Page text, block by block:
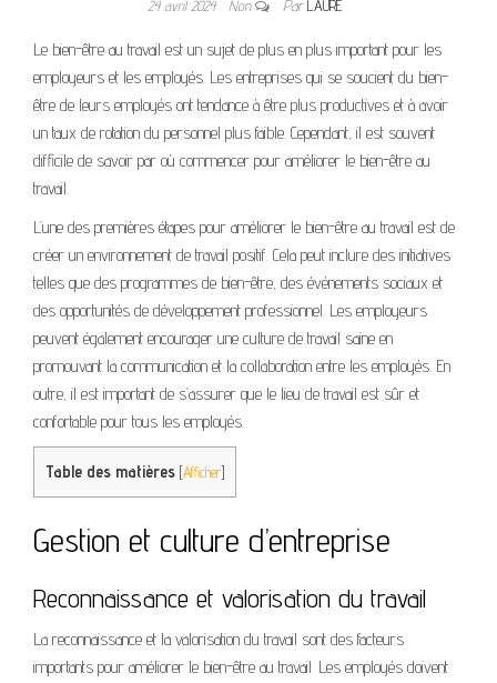
24 avril 2024 Non ParLAURE
Le bien-être au travail est un sujet de plus en plus important pour les
employeurs et les employés. Les entreprises qui se soucient du bien-
être de leurs employés ont tendance à être plus productives et à avoir
un taux de rotation du personnel plus faible. Cependant, il est souvent
difficile de savoir par où commencer pour améliorer le bien-être au
travail.
L’une des premières étapes pour améliorer le bien-être au travail est de
créer un environnement de travail positif. Cela peut inclure des initiatives
telles que des programmes de bien-être, des événements sociaux et
des opportunités de développement professionnel. Les employeurs
peuvent également encourager une culture de travail saine en
promouvant la communication et la collaboration entre les employés. En
outre, il est important de s’assurer que le lieu de travail est sûr et
confortable pour tous les employés.
Table des matières [Afficher]
Gestion et culture d’entreprise
Reconnaissance et valorisation du travail
La reconnaissance et la valorisation du travail sont des facteurs
importants pour améliorer le bien-être au travail. Les employés doivent